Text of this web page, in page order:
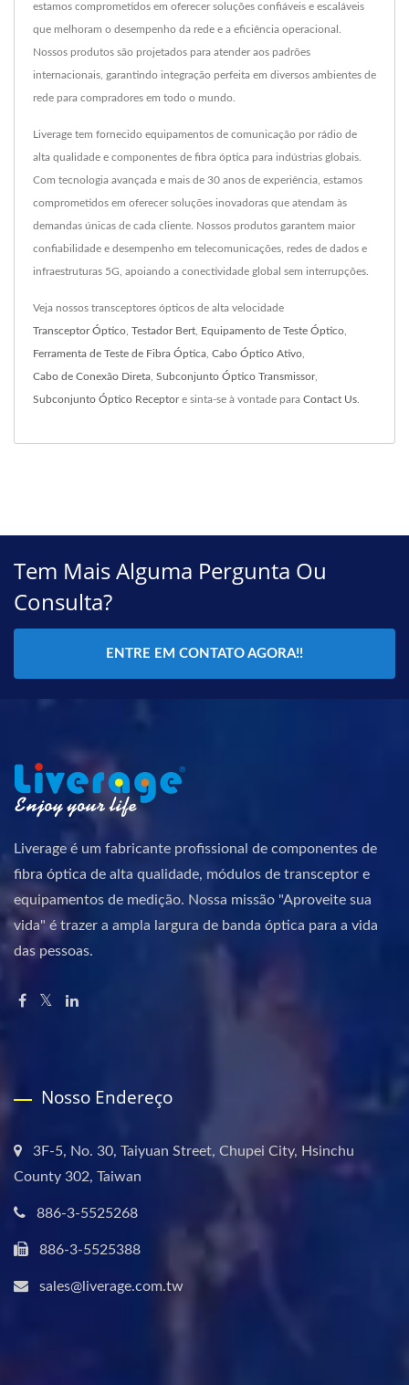
estamos comprometidos em oferecer soluções confiáveis e escaláveis
que melhoram o desempenho da rede e a eficiência operacional.
Nossos produtos são projetados para atender aos padrões
internacionais, garantindo integração perfeita em diversos ambientes de
rede para compradores em todo o mundo.
Liverage tem fornecido equipamentos de comunicação por rádio de
alta qualidade e componentes de fibra óptica para indústrias globais.
Com tecnologia avançada e mais de 30 anos de experiência, estamos
comprometidos em oferecer soluções inovadoras que atendam às
demandas únicas de cada cliente. Nossos produtos garantem maior
confiabilidade e desempenho em telecomunicações, redes de dados e
infraestruturas 5G, apoiando a conectividade global sem interrupções.
Veja nossos transceptores ópticos de alta velocidade
Transceptor Óptico Testador Bert Equipamento de Teste Óptico
Ferramenta de Teste de Fibra Óptica Cabo Óptico Ativo
Cabo de Conexão Direta Subconjunto Óptico Transmissor,
Subconjunto Óptico Receptore sinta-se à vontade para Contact Us
Tem Mais Alguma Pergunta Ou
Consulta?
ENTRE EM CONTATO AGORA!!
Liverage é um fabricante profissional de componentes de
fibra óptica de alta qualidade, módulos de transceptor e
equipamentos de medição. Nossa missão "Aproveite sua
vida" é trazer a ampla largura de banda óptica para a vida
das pessoas.
Nosso Endereço
3F-5, No. 30, Taiyuan Street, Chupei City, Hsinchu
County 302, Taiwan
886-3-5525268
886-3-5525388
sales@liverage.com.tw